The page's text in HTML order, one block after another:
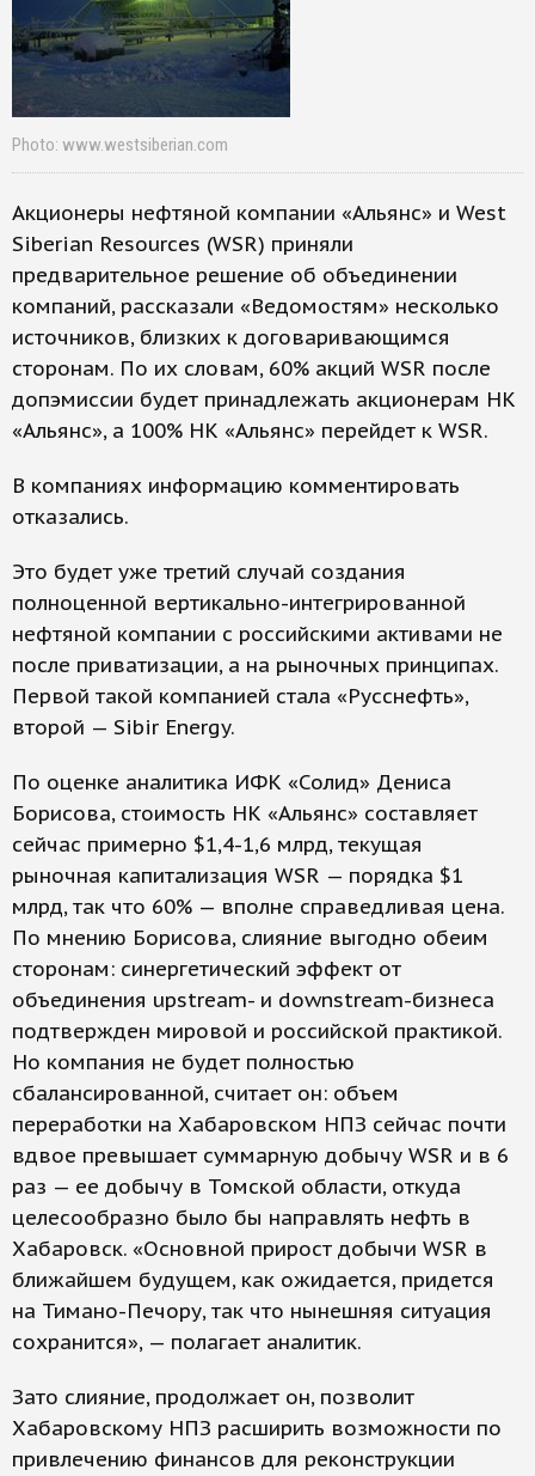
Photo: www.westsiberian.com
Акционеры нефтяной компании «Альянс» и West
Siberian Resources (WSR) приняли
предварительное решение об объединении
компаний, рассказали «Ведомостям» несколько
источников, близких к договаривающимся
сторонам. По их словам, 60% акций WSR после
допэмиссии будет принадлежать акционерам НК
«Альянс», а 100% НК «Альянс» перейдет к WSR.
В компаниях информацию комментировать
отказались.
Это будет уже третий случай создания
полноценной вертикально-интегрированной
нефтяной компании с российскими активами не
после приватизации, а на рыночных принципах.
Первой такой компанией стала «Русснефть»,
второй — Sibir Energy.
По оценке аналитика ИФК «Солид» Дениса
Борисова, стоимость НК «Альянс» составляет
сейчас примерно $1,4-1,6 млрд, текущая
рыночная капитализация WSR — порядка $1
млрд, так что 60% — вполне справедливая цена.
По мнению Борисова, слияние выгодно обеим
сторонам: синергетический эффект от
объединения upstream- и downstream-бизнеса
подтвержден мировой и российской практикой.
Но компания не будет полностью
сбалансированной, считает он: объем
переработки на Хабаровском НПЗ сейчас почти
вдвое превышает суммарную добычу WSR и в 6
раз — ее добычу в Томской области, откуда
целесообразно было бы направлять нефть в
Хабаровск. «Основной прирост добычи WSR в
ближайшем будущем, как ожидается, придется
на Тимано-Печору, так что нынешняя ситуация
сохранится», — полагает аналитик.
Зато слияние, продолжает он, позволит
Хабаровскому НПЗ расширить возможности по
привлечению финансов для реконструкции